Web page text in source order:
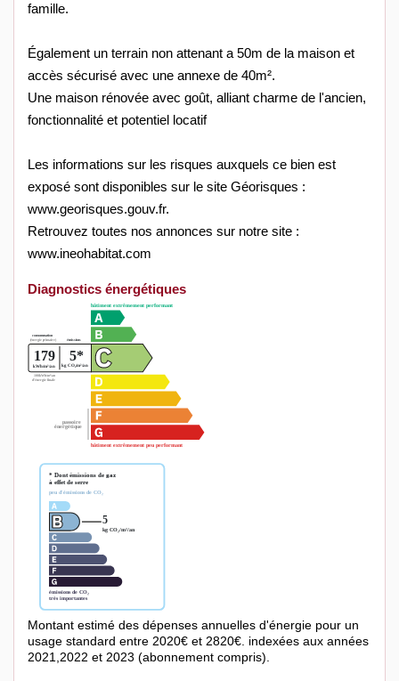
famille.
Également un terrain non attenant a 50m de la maison et
accès sécurisé avec une annexe de 40m².
Une maison rénovée avec goût, alliant charme de l'ancien,
fonctionnalité et potentiel locatif
Les informations sur les risques auxquels ce bien est
exposé sont disponibles sur le site Géorisques :
www.georisques.gouv.fr.
Retrouvez toutes nos annonces sur notre site :
www.ineohabitat.com
Diagnostics énergétiques
Montant estimé des dépenses annuelles d'énergie pour un
usage standard entre 2020€ et 2820€. indexées aux années
2021,2022 et 2023 (abonnement compris).